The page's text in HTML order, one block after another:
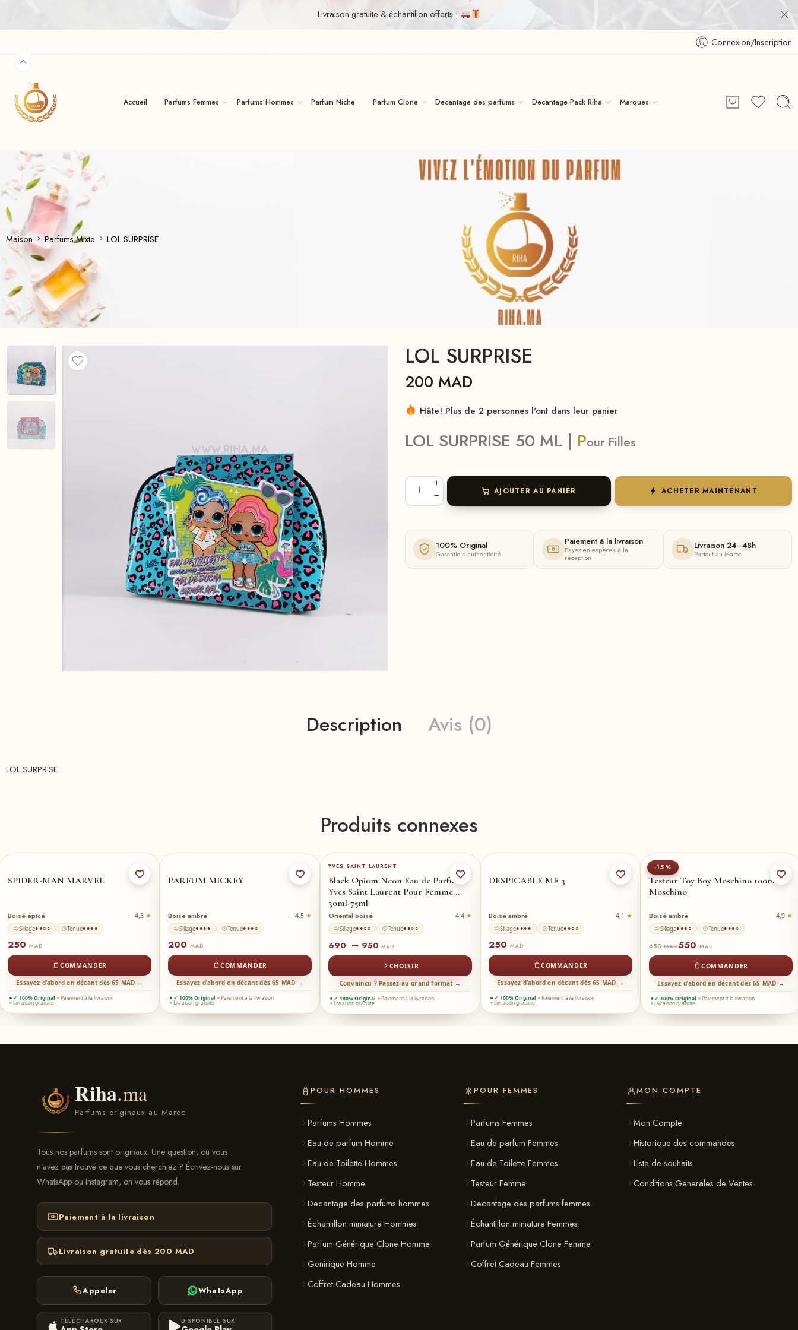
Livraison gratuite & échantillon offerts !
Connexion/Inscription
Accueil Parfums Femmes Parfums Hommes Parfum Niche Parfum Clone Decantage des parfums Decantage Pack Riha Marques
Maison Parfums Mixte LOL SURPRISE
LOL SURPRISE
200 MAD
Hâte! Plus de 2 personnes l'ont dans leur panier
LOL SURPRISE 50 ML | Pour Filles
AJOUTER AU PANIER ACHETER MAINTENANT
100% Original
Garantie d'authenticité
Paiement à la livraison
Payez en espèces à la
réception
Livraison 24–48h
Partout au Maroc
Description Avis (0)
LOL SURPRISE
Produits connexes
SPIDER-MAN MARVEL
Boisé épicé 4,3
Sillage●●○○ Tenue●●●●
250 MAD
COMMANDER
Essayez d’abord en décant dès 65 MAD →
✓ 100% Original Paiement à la livraison
Livraison gratuite
PARFUM MICKEY
Boisé ambré 4,5
Sillage●●●● Tenue●●●○
200 MAD
COMMANDER
Essayez d’abord en décant dès 65 MAD →
✓ 100% Original Paiement à la livraison
Livraison gratuite
YVES SAINT LAURENT
Black Opium Neon Eau de Parfum
Yves Saint Laurent Pour Femme
30ml-75ml
Oriental boisé 4,4
Sillage●●○○ Tenue●●○○
690 – 950 MAD
CHOISIR
Convaincu ? Passez au grand format →
✓ 100% Original Paiement à la livraison
Livraison gratuite
DESPICABLE ME 3
Boisé ambré 4,1
Sillage●●●● Tenue●●○○
250 MAD
COMMANDER
Essayez d’abord en décant dès 65 MAD →
✓ 100% Original Paiement à la livraison
Livraison gratuite
-15%
Testeur Toy Boy Moschino 100ml –
Moschino
Boisé ambré 4,9
Sillage●●●○ Tenue●●●○
650MAD550 MAD
COMMANDER
Essayez d’abord en décant dès 65 MAD →
✓ 100% Original Paiement à la livraison
Livraison gratuite
Riha.ma
Parfums originaux au Maroc
Tous nos parfums sont originaux. Une question, ou vous
n’avez pas trouvé ce que vous cherchiez ? Écrivez-nous sur
WhatsApp ou Instagram, on vous répond.
Paiement à la livraison
Livraison gratuite dès 200 MAD
Appeler WhatsApp
TÉLÉCHARGER SUR DISPONIBLE SUR
POUR HOMMES
Parfums Hommes
Eau de parfum Homme
Eau de Toilette Hommes
Testeur Homme
Decantage des parfums hommes
Échantillon miniature Hommes
Parfum Générique Clone Homme
Genirique Homme
Coffret Cadeau Hommes
POUR FEMMES
Parfums Femmes
Eau de parfum Femmes
Eau de Toilette Femmes
Testeur Femme
Decantage des parfums femmes
Échantillon miniature Femmes
Parfum Générique Clone Femme
Coffret Cadeau Femmes
MON COMPTE
Mon Compte
Historique des commandes
Liste de souhaits
Conditions Generales de Ventes